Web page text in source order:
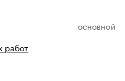
ОСНОВНОЙ
работ